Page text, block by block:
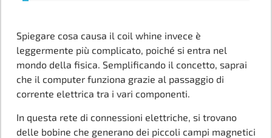
Spiegare cosa causa il coil whine invece è
leggermente più complicato, poiché si entra nel
mondo della fisica. Semplificando il concetto, saprai
che il computer funziona grazie al passaggio di
corrente elettrica tra i vari componenti.
In questa rete di connessioni elettriche, si trovano
delle bobine che generano dei piccoli campi magnetici